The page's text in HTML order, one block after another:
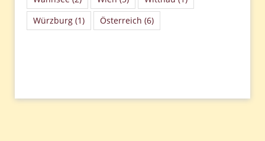
Würzburg (1) Österreich (6)